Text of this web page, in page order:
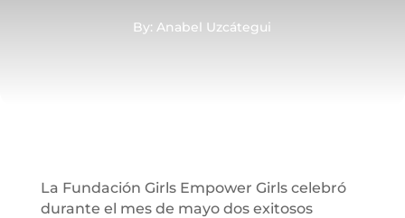
By: Anabel Uzcátegui
La Fundación Girls Empower Girls celebró
durante el mes de mayo dos exitosos